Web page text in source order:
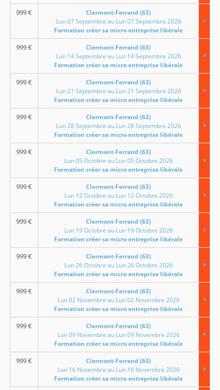
999€
Clermont-Ferrand (63)
Lun 07 Septembre au Lun 07 Septembre 2026
Formation créer sa micro entreprise libérale
999€
Clermont-Ferrand (63)
Lun 14 Septembre au Lun 14 Septembre 2026
Formation créer sa micro entreprise libérale
999€
Clermont-Ferrand (63)
Lun 21 Septembre au Lun 21 Septembre 2026
Formation créer sa micro entreprise libérale
999€
Clermont-Ferrand (63)
Lun 28 Septembre au Lun 28 Septembre 2026
Formation créer sa micro entreprise libérale
999€
Clermont-Ferrand (63)
Lun 05 Octobre au Lun 05 Octobre 2026
Formation créer sa micro entreprise libérale
999€
Clermont-Ferrand (63)
Lun 12 Octobre au Lun 12 Octobre 2026
Formation créer sa micro entreprise libérale
999€
Clermont-Ferrand (63)
Lun 19 Octobre au Lun 19 Octobre 2026
Formation créer sa micro entreprise libérale
999€
Clermont-Ferrand (63)
Lun 26 Octobre au Lun 26 Octobre 2026
Formation créer sa micro entreprise libérale
999€
Clermont-Ferrand (63)
Lun 02 Novembre au Lun 02 Novembre 2026
Formation créer sa micro entreprise libérale
999€
Clermont-Ferrand (63)
Lun 09 Novembre au Lun 09 Novembre 2026
Formation créer sa micro entreprise libérale
999€
Clermont-Ferrand (63)
Lun 16 Novembre au Lun 16 Novembre 2026
Formation créer sa micro entreprise libérale